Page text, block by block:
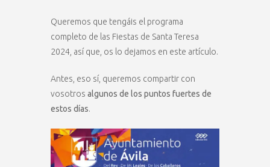
Queremos que tengáis el programa
completo de las Fiestas de Santa Teresa
2024, así que, os lo dejamos en este artículo.
Antes, eso sí, queremos compartir con
vosotros algunos de los puntos fuertes de
estos días.